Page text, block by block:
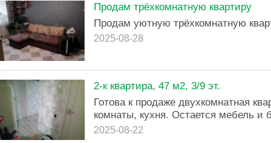
Продам тpёxкoмнатную квартиру
Продам уютную тpёxкoмнатную
2025-08-28
2-к квартира, 47 м2, 3/9 эт.
Готова к продаже двухкомнатная
комнаты, кухня. Остается мебель и
2025-08-22